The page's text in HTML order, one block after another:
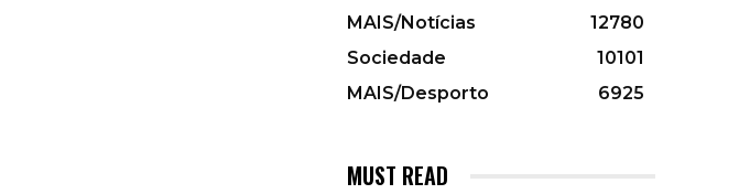
MAIS/Notícias
12780
Sociedade
10101
MAIS/Desporto
6925
MUST READ